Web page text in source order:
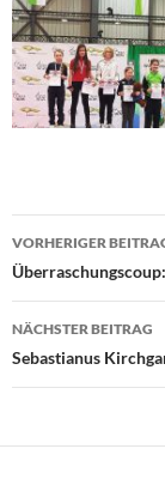
VORHERIGER
NÄCHSTER BEITRAG
Sebastianus